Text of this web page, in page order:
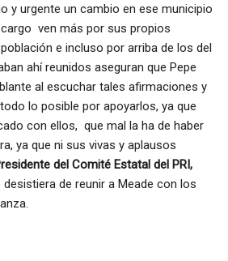
y urgente un cambio en ese municipio
ven más por sus propios
e incluso por arriba de los del
ahí reunidos aseguran que Pepe
al escuchar tales afirmaciones y
lo posible por apoyarlos, ya que
con ellos, que mal la ha de haber
ya que ni sus vivas y aplausos
del Comité Estatal del PRI,
desistiera de reunir a Meade con los